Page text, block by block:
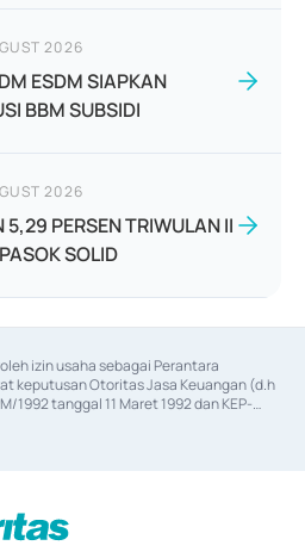
2026
ESDM SIAPKAN
BBM SUBSIDI
2026
PERSEN TRIWULAN II
SOLID
izin usaha sebagai Perantara
keputusan Otoritas Jasa Keuangan (d.h
1992 tanggal 11 Maret 1992 dan KEP-
izin usaha sebagai Penjamin Emisi
Otoritas Jasa Keuangan Nomor KEP-
Jasa Keuangan Nomor S-
2017, dan beberapa izin usaha lainnya